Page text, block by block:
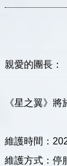
親愛的團長：
《星之翼》
維護時間：
維護方式：停